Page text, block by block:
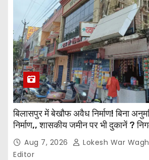
बिलासपुर में बेखौफ अवैध निर्माण! बिना
निर्माण,, शासकीय जमीन पर भी दुकानें ? निगम की कार्रवाई सिर्फ
नोटिस तक सीमित? मुख्य मार्ग पर नियमों
जिम्मेदार अधिकारियों की कार्यप्रणाली पर
Aug 7, 2026
Lokesh War
Editor